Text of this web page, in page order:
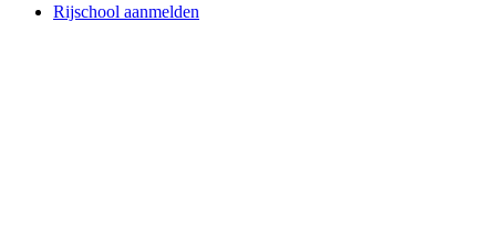
Rijschool aanmelden